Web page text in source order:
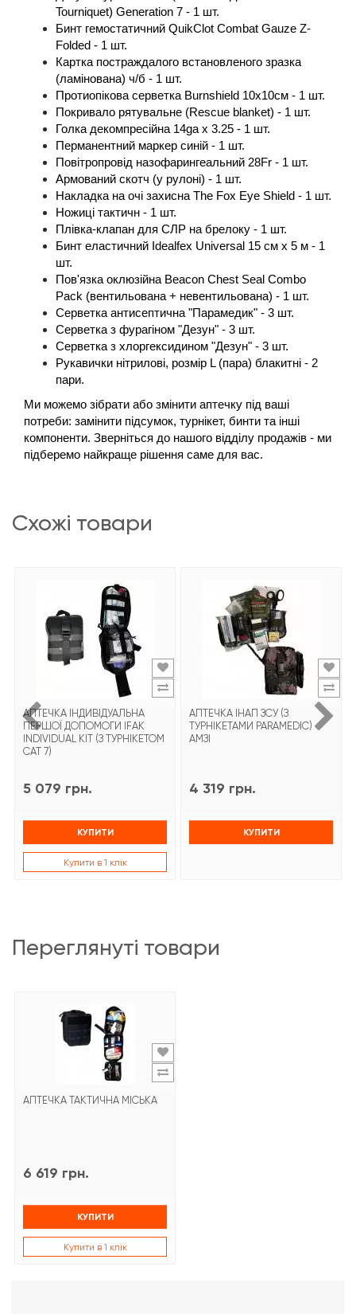
Tourniquet) Generation 7 - 1 шт.
Бинт гемостатичний QuikClot Combat Gauze Z-
Folded - 1 шт.
Картка постраждалого встановленого зразка
(ламінована) ч/б - 1 шт.
Протиопікова серветка Burnshield 10x10см - 1 шт.
Покривало рятувальне (Rescue blanket) - 1 шт.
Голка декомпресійна 14ga x 3.25 - 1 шт.
Перманентний маркер синій - 1 шт.
Повітропровід назофарингеальний 28Fr - 1 шт.
Армований скотч (у рулоні) - 1 шт.
Накладка на очі захисна Тhe Fox Eye Shield - 1 шт.
Ножиці тактичн - 1 шт.
Плівка-клапан для СЛР на брелоку - 1 шт.
Бинт еластичний Idealfex Universal 15 см х 5 м - 1
шт.
Пов'язка оклюзійна Beacon Chest Seal Combo
Pack (вентильована + невентильована) - 1 шт.
Серветка антисептична "Парамедик" - 3 шт.
Серветка з фурагіном "Дезун" - 3 шт.
Серветка з хлоргексидином "Дезун" - 3 шт.
Рукавички нітрилові, розмір L (пара) блакитні - 2
пари.
Ми можемо зібрати або змінити аптечку під ваші
потреби: замінити підсумок, турнікет, бинти та інші
компоненти. Зверніться до нашого відділу продажів - ми
підберемо найкраще рішення саме для вас.
схожі товари
АПТЕЧКА ІНДИВІДУАЛЬНА
ПЕРШОЇ ДОПОМОГИ IFAK
INDIVIDUAL KIT (З ТУРНІКЕТОМ
CAT 7)
5 079 грн.
КУПИТИ
Купити в 1 клік
АПТЕЧКА ІНАП ЗСУ (З
ТУРНІКЕТАМИ PARAMEDIC)
АМЗІ
4 319 грн.
КУПИТИ
переглянуті товари
АПТЕЧКА ТАКТИЧНА МІСЬКА
6 619 грн.
КУПИТИ
Купити в 1 клік